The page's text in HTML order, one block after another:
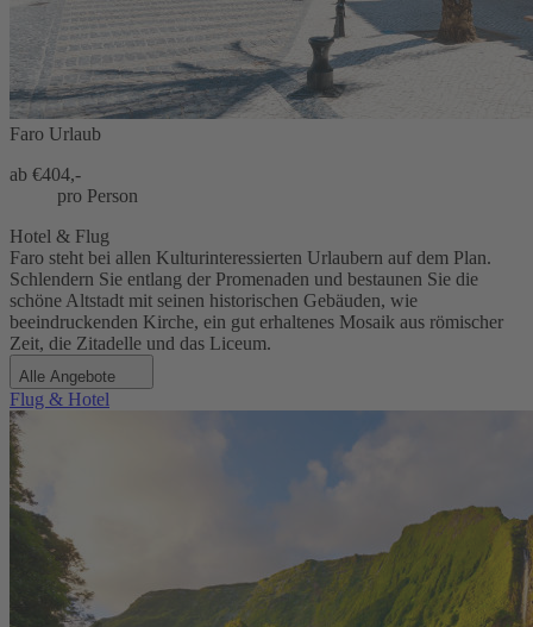
Faro Urlaub
ab €404,-
pro Person
Hotel & Flug
Faro steht bei allen Kulturinteressierten Urlaubern auf dem Plan.
Schlendern Sie entlang der Promenaden und bestaunen Sie die
schöne Altstadt mit seinen historischen Gebäuden, wie
beeindruckenden Kirche, ein gut erhaltenes Mosaik aus römischer
Zeit, die Zitadelle und das Liceum.
Alle Angebote
Flug & Hotel